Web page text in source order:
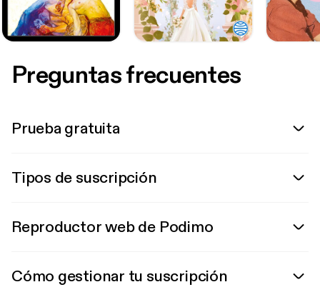
Preguntas frecuentes
Prueba gratuita
Tipos de suscripción
Reproductor web de Podimo
Cómo gestionar tu suscripción